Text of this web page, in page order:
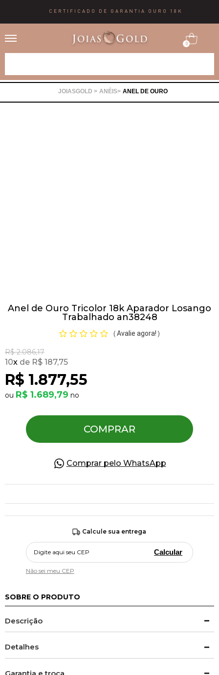
CERTIFICADO DE GARANTIA OURO 18K
0
ANÉIS ANEL DE OURO
Anel de Ouro Tricolor 18k Aparador Losango
Trabalhado an38248
( Avalie agora! )
R$ 2.086,17
R$ 1.877,55
10x R$ 187,75
R$ 1.689,79
COMPRAR
Comprar pelo WhatsApp
Calcule sua entrega
Calcular
Não sei meu CEP
SOBRE O PRODUTO
Descrição
Detalhes
Pedras Preciosas
OFERTAS